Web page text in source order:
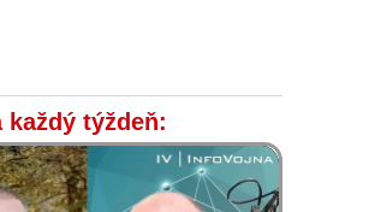
každý týždeň: